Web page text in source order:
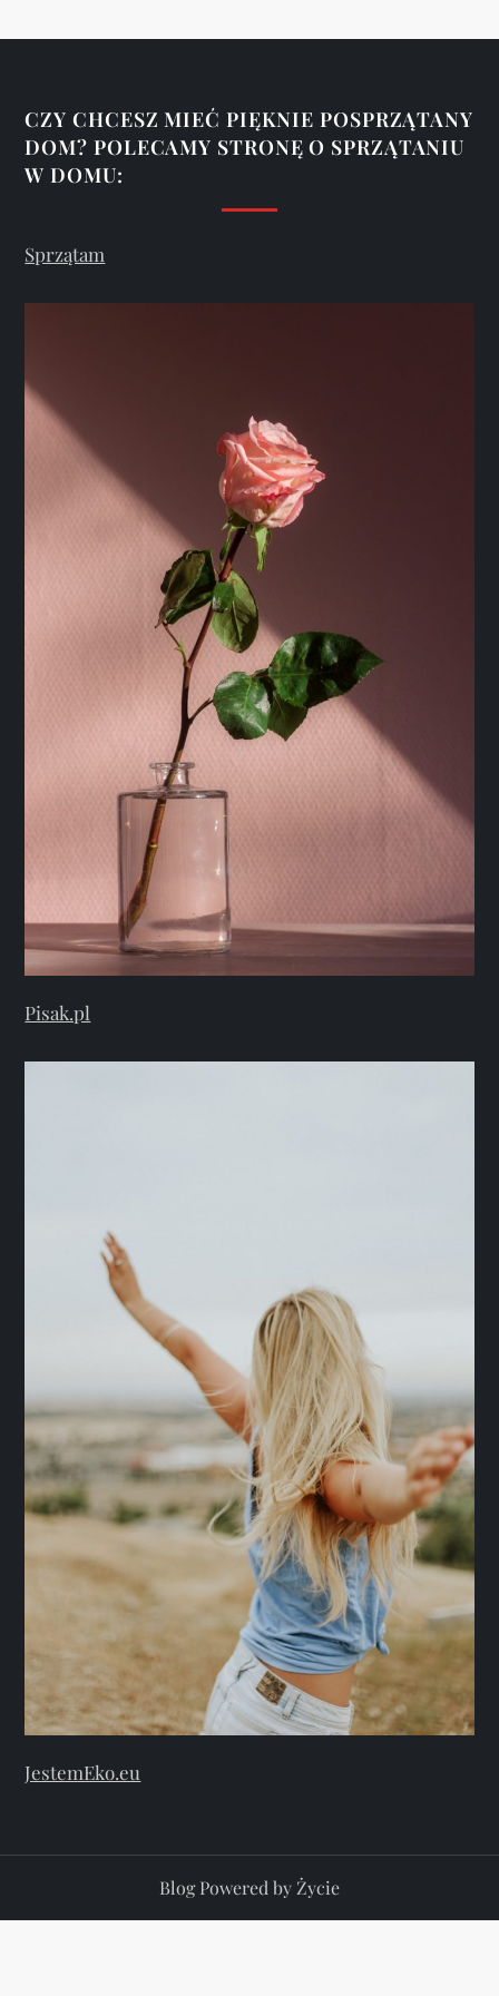
CZY CHCESZ MIEĆ PIĘKNIE POSPRZĄTANY
DOM? POLECAMY STRONĘ O SPRZĄTANIU
W DOMU:
Sprzątam
Pisak.pl
JestemEko.eu
Blog Powered by Życie